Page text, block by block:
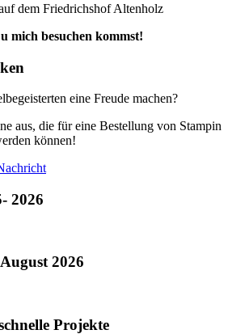
dem Friedrichshof Altenholz
mich besuchen kommst!
eine Freude machen?
aus, die für eine Bestellung von Stampin
können!
2026
2026
Projekte